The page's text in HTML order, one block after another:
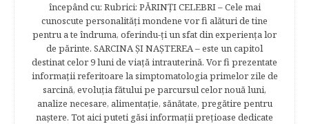
începând cu: Rubrici: PĂRINŢI CELEBRI – Cele mai
cunoscute personalităţi mondene vor fi alături de tine
pentru a te îndruma, oferindu-ţi un sfat din experienţa lor
de părinte. SARCINA ŞI NAŞTEREA – este un capitol
destinat celor 9 luni de viaţă intrauterină. Vor fi prezentate
informaţii referitoare la simptomatologia primelor zile de
sarcină, evoluţia fătului pe parcursul celor nouă luni,
analize necesare, alimentaţie, sănătate, pregătire pentru
naştere. Tot aici puteti găsi informaţii preţioase dedicate